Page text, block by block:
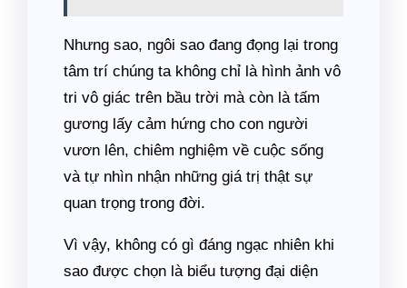
Nhưng sao, ngôi sao đang đọng lại trong
tâm trí chúng ta không chỉ là hình ảnh vô
tri vô giác trên bầu trời mà còn là tấm
gương lấy cảm hứng cho con người
vươn lên, chiêm nghiệm về cuộc sống
và tự nhìn nhận những giá trị thật sự
quan trọng trong đời.
Vì vậy, không có gì đáng ngạc nhiên khi
sao được chọn là biểu tượng đại diện